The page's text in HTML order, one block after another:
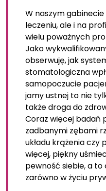
W naszym
leczeniu, ale i na
wielu poważnych
Jako
obserwuję, jak
stomatologiczna
samopoczucie
jamy ustnej to nie
także droga do
Coraz więcej badań
zadbanymi zębami
układu krążenia czy
więcej, piękny
pewność siebie, a to
zarówno w życiu